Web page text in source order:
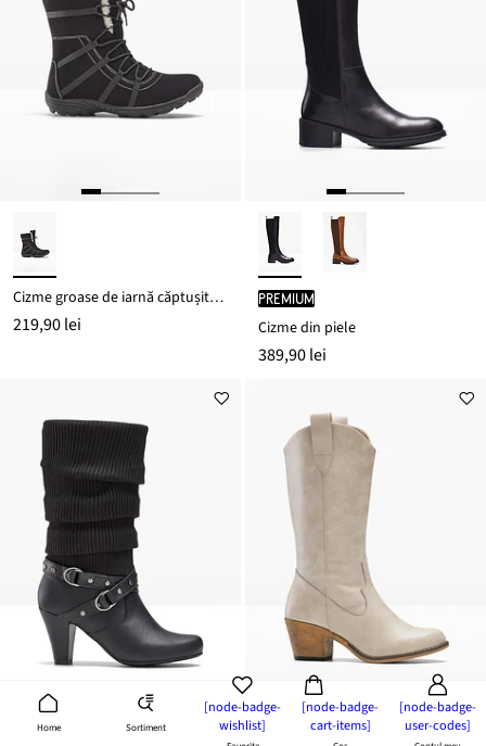
Home Sortiment
[node-badge-
wishlist]
[node-badge-
cart-items]
[node-badge-
user-codes]
Cizme groase de iarnă căptușite, cu membrană Tex
219,90 lei
PREMIUM
Cizme din piele
389,90 lei